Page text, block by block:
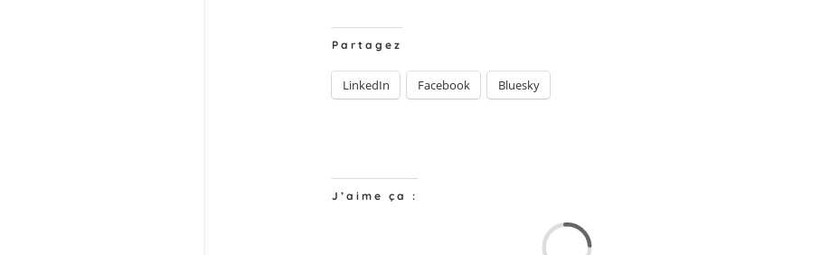
Partagez
LinkedIn Facebook Bluesky
J’aime ça :